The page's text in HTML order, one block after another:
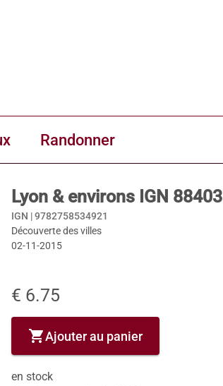
Randonner
Lyon & environs IGN 88403
IGN |9782758534921
Découverte des villes
02-11-2015
€ 6.75
shopping_cartAjouter au panier
en stock